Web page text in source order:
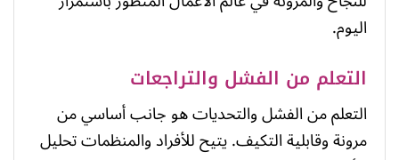
اليوم.
التعلم من الفشل والتراجعات
التعلم من الفشل والتحديات هو جانب أساسي من
مرونة وقابلية التكيف. يتيح للأفراد والمنظمات تحليل